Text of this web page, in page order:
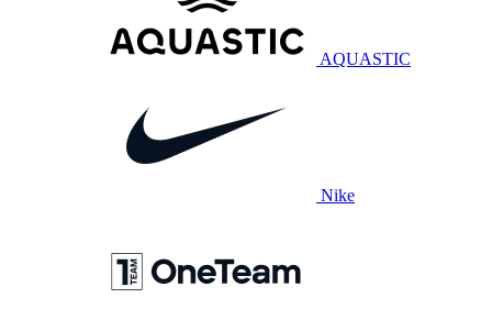
AQUASTIC
Nike